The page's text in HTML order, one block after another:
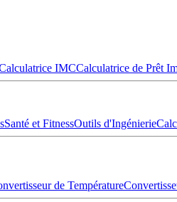
IMCCalculatrice de Prêt
Santé et FitnessOutils d'Ingénierie
de Température